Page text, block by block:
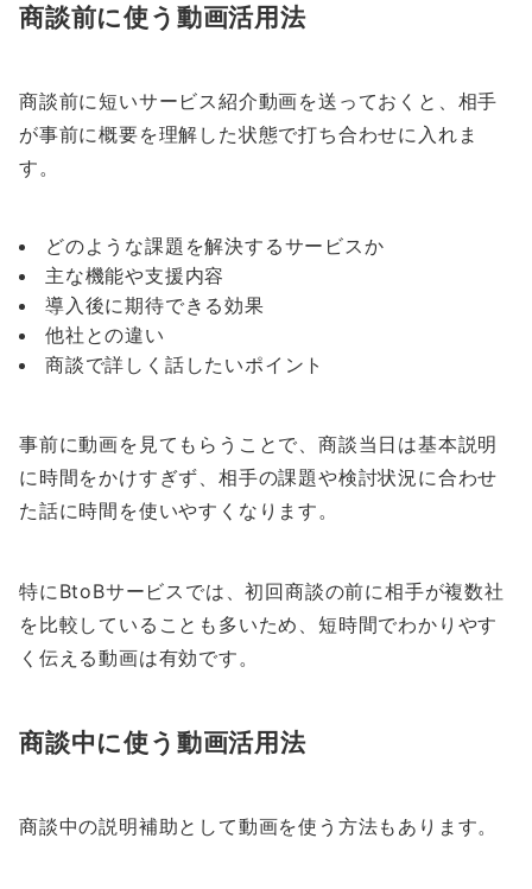
商談前に使う動画活用法
商談前に短いサービス紹介動画を送っておくと、相手
が事前に概要を理解した状態で打ち合わせに入れま
す。
どのような課題を解決するサービスか
主な機能や支援内容
導入後に期待できる効果
他社との違い
商談で詳しく話したいポイント
事前に動画を見てもらうことで、商談当日は基本説明
に時間をかけすぎず、相手の課題や検討状況に合わせ
た話に時間を使いやすくなります。
特にBtoBサービスでは、初回商談の前に相手が複数社
を比較していることも多いため、短時間でわかりやす
く伝える動画は有効です。
商談中に使う動画活用法
商談中の説明補助として動画を使う方法もあります。